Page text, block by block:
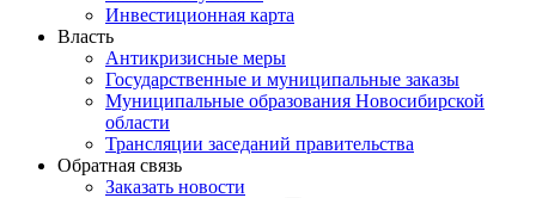
Инвестиционная карта
Власть
Антикризисные меры
Государственные и муниципальные заказы
Муниципальные образования Новосибирской
области
Трансляции заседаний правительства
Обратная связь
Заказать новости